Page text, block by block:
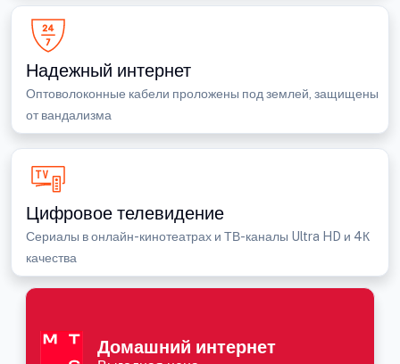
Надежный интернет
Оптоволоконные кабели проложены под землей, защищены
от вандализма
Цифровое телевидение
Сериалы в онлайн-кинотеатрах и ТВ-каналы Ultra HD и 4К
качества
Домашний интернет